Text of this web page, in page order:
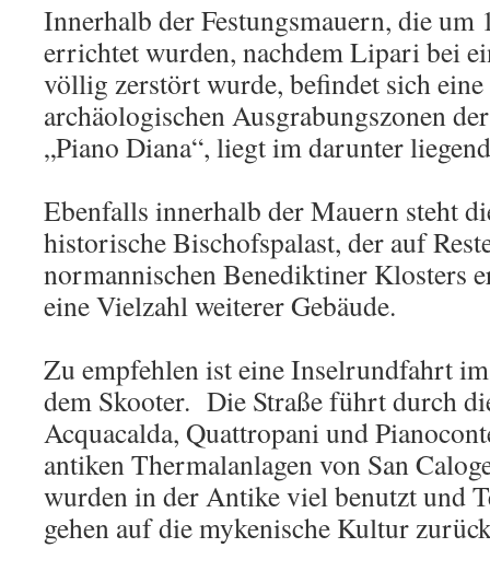
Innerhalb der Festungsmauern, die um
errichtet wurden, nachdem Lipari bei
völlig zerstört wurde, befindet sich eine
archäologischen Ausgrabungszonen
„Piano Diana“, liegt im darunter
Ebenfalls innerhalb der Mauern steht
historische Bischofspalast, der auf
normannischen Benediktiner Klosters
eine Vielzahl weiterer Gebäude.
Zu empfehlen ist eine Inselrundfahrt
dem Skooter. Die Straße führt durch
Acquacalda, Quattropani und
antiken Thermalanlagen von San
wurden in der Antike viel benutzt und
gehen auf die mykenische Kultur